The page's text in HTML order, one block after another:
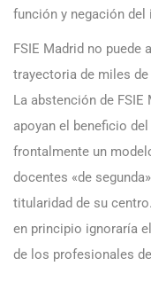
función y negación del
FSIE Madrid no puede
trayectoria de miles
La abstención de
apoyan el beneficio
frontalmente un
docentes «de
titularidad de su
en principio ignoraría
de los profesionales